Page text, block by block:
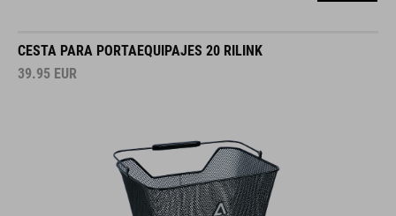
CESTA PARA PORTAEQUIPAJES 20 RILINK
39.95 EUR